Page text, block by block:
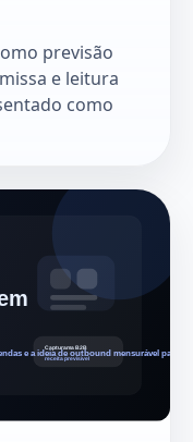
previsão
e leitura
como